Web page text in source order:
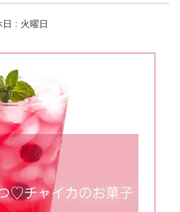
日 : 火曜日